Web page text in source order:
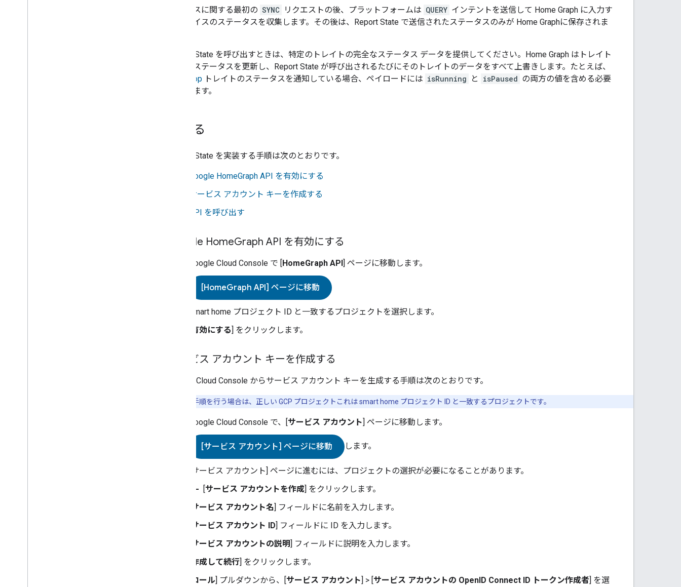
デバイスに関する最初の SYNC リクエストの後、プラットフォームは QUERY インテントを送信して Home Graph に入力す
るデバイスのステータスを収集します。その後は、 Report State で送信されたステータスのみが Home Graphに保存されま
Report State を呼び出すときは、特定のトレイトの完全なステータス データを提供してください。 Home Graph はトレイト
ごとにステータスを更新し、 Report State が呼び出されるたびにそのトレイトのデータをすべて上書きします。たとえば、
StartStop トレイトのステータスを通知している場合、ペイロードには isRunning と isPaused の両方の値を含める必要
があります。
始める
Report State を実装する手順は次のとおりです。
Google HomeGraph API を有効にする
サービス アカウント キーを作成する
API を呼び出す
Google HomeGraph API を有効にする
Google Cloud Console で [HomeGraph API] ページに移動します。
[HomeGraph API] ページに移動
smart home プロジェクト ID と一致するプロジェクトを選択します。
有効にする] をクリックします。
サービス アカウント キーを作成する
Google Cloud Console からサービス アカウント キーを生成する手順は次のとおりです。
: 以下の手順を行う場合は、正しい GCP プロジェクトこれはsmart home プロジェクト ID と一致するプロジェクトです。
Google Cloud Console で、[サービス アカウント] ページに移動します。
[サービス アカウント] ページに移動 します。
[サービス アカウント] ページに進むには、プロジェクトの選択が必要になることがあります。
add [サービス アカウントを作成] をクリックします。
サービス アカウント名] フィールドに名前を入力します。
サービス アカウント ID] フィールドに ID を入力します。
サービス アカウントの説明] フィールドに説明を入力します。
作成して続行] をクリックします。
ロール] プルダウンから、[サービス アカウント] > [サービス アカウントの OpenID Connect ID トークン作成者] を選